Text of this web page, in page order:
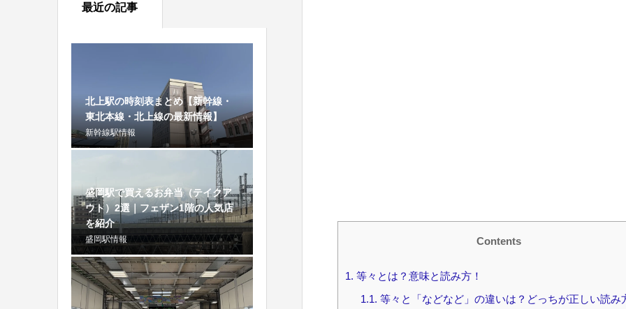
Contents
1. 等々とは？意味と読み方！
1.1. 等々と「などなど」の違いは？どっちが正しい読み
最近の記事
北上駅の時刻表まとめ【新幹線・
東北本線・北上線の最新情報】
新幹線駅情報
盛岡駅で買えるお弁当（テイクア
ウト）2選｜フェザン1階の人気店
を紹介
盛岡駅情報